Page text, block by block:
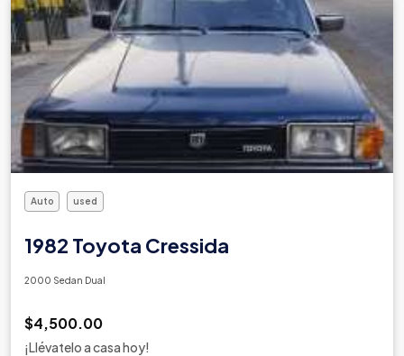
Auto used
1982 Toyota Cressida
2000 Sedan Dual
$4,500.00
¡Llévatelo a casa hoy!